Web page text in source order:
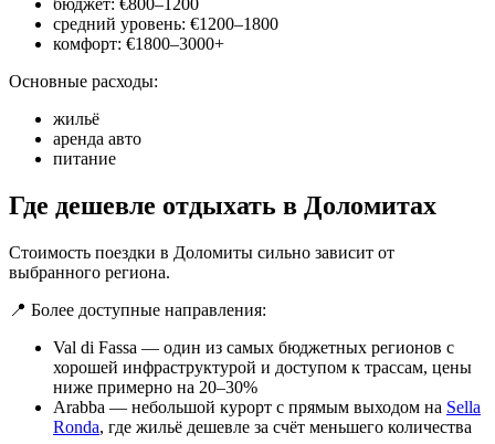
бюджет: €800–1200
средний уровень: €1200–1800
комфорт: €1800–3000+
Основные расходы:
жильё
аренда авто
питание
Где дешевле отдыхать в Доломитах
Стоимость поездки в Доломиты сильно зависит от
выбранного региона.
📍 Более доступные направления:
Val di Fassa — один из самых бюджетных регионов с
хорошей инфраструктурой и доступом к трассам, цены
ниже примерно на 20–30%
Arabba — небольшой курорт с прямым выходом на Sella
Ronda, где жильё дешевле за счёт меньшего количества